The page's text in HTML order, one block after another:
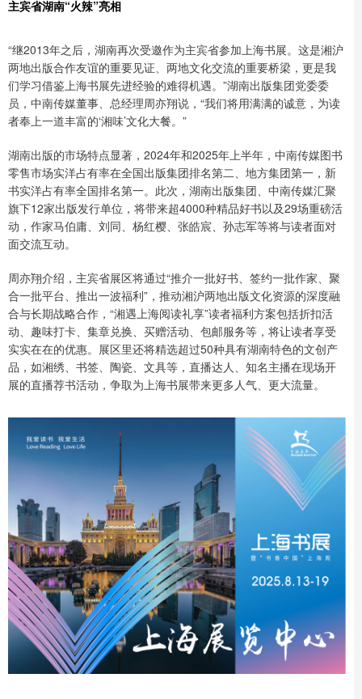
主宾省湖南“火辣”亮相
“继2013年之后，湖南再次受邀作为主宾省参加上海书展。这是湘沪
两地出版合作友谊的重要见证、两地文化交流的重要桥梁，更是我
们学习借鉴上海书展先进经验的难得机遇。”湖南出版集团党委委
员，中南传媒董事、总经理周亦翔说，“我们将用满满的诚意，为读
者奉上一道丰富的‘湘味’文化大餐。”
湖南出版的市场特点显著，2024年和2025年上半年，中南传媒图书
零售市场实洋占有率在全国出版集团排名第二、地方集团第一，新
书实洋占有率全国排名第一。此次，湖南出版集团、中南传媒汇聚
旗下12家出版发行单位，将带来超4000种精品好书以及29场重磅活
动，作家马伯庸、刘同、杨红樱、张皓宸、孙志军等将与读者面对
面交流互动。
周亦翔介绍，主宾省展区将通过“推介一批好书、签约一批作家、聚
合一批平台、推出一波福利”，推动湘沪两地出版文化资源的深度融
合与长期战略合作，“湘遇上海阅读礼享”读者福利方案包括折扣活
动、趣味打卡、集章兑换、买赠活动、包邮服务等，将让读者享受
实实在在的优惠。展区里还将精选超过50种具有湖南特色的文创产
品，如湘绣、书签、陶瓷、文具等，直播达人、知名主播在现场开
展的直播荐书活动，争取为上海书展带来更多人气、更大流量。